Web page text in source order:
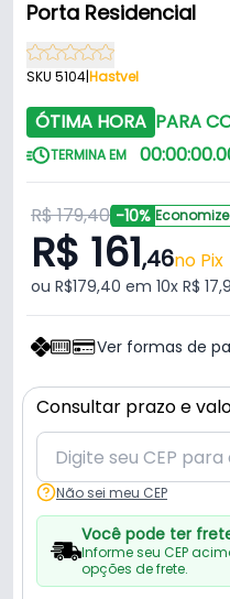
Porta Residencial
SKU 5104|Hastvel
ÓTIMA HORA PARA
TERMINA EM 00:00:00.
R$ 179,40 -10% Economize
R$ 161,46no Pix
ou R$179,40 em 10x R$
Ver formas de
Consultar prazo e
Não sei meu CEP
Você pode ter
Informe seu CEP
opções de frete.